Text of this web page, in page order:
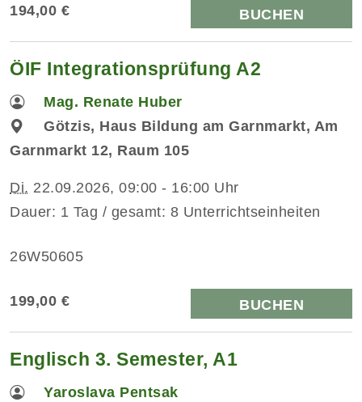
194,00 € BUCHEN
ÖIF Integrationsprüfung A2
Mag. Renate Huber
Götzis, Haus Bildung am Garnmarkt, Am
Garnmarkt 12, Raum 105
Di. 22.09.2026, 09:00 - 16:00 Uhr
Dauer: 1 Tag / gesamt: 8 Unterrichtseinheiten
26W50605
199,00 € BUCHEN
Englisch 3. Semester, A1
Yaroslava Pentsak